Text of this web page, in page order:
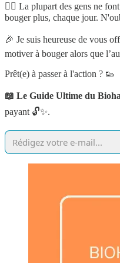
🚶‍♂️ La plupart des gens ne
bouger plus, chaque jour.
🎉 Je suis heureuse de vous
motiver à bouger alors que
Prêt(e) à passer à l'action ? 👟
📖 Le Guide Ultime du
payant 🔓✨.